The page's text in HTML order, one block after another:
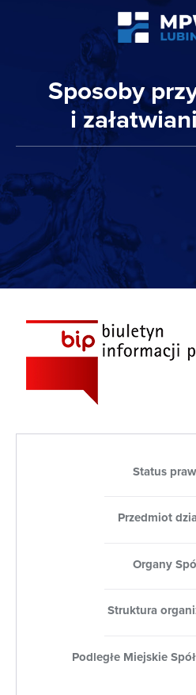
Sposoby
i
Status
Przedmiot
Organy
Struktura
Podległe Miejskie